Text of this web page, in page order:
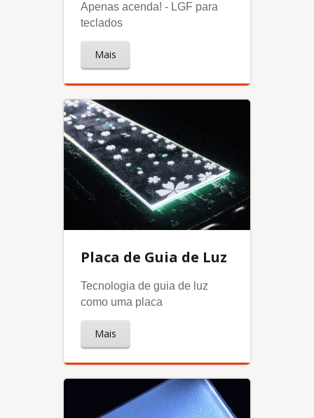
Apenas acenda! - LGF para
teclados
Mais
Placa de Guia de Luz
Tecnologia de guia de luz
como uma placa
Mais